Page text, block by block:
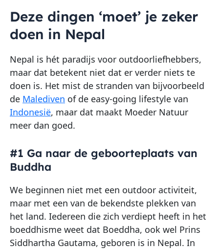
Deze dingen ‘moet’ je zeker
doen in Nepal
Nepal is hét paradijs voor outdoorliefhebbers,
maar dat betekent niet dat er verder niets te
doen is. Het mist de stranden van bijvoorbeeld
de Malediven of de easy-going lifestyle van
Indonesië, maar dat maakt Moeder Natuur
meer dan goed.
#1 Ga naar de geboorteplaats van
Buddha
We beginnen niet met een outdoor activiteit,
maar met een van de bekendste plekken van
het land. Iedereen die zich verdiept heeft in het
boeddhisme weet dat Boeddha, ook wel Prins
Siddhartha Gautama, geboren is in Nepal. In